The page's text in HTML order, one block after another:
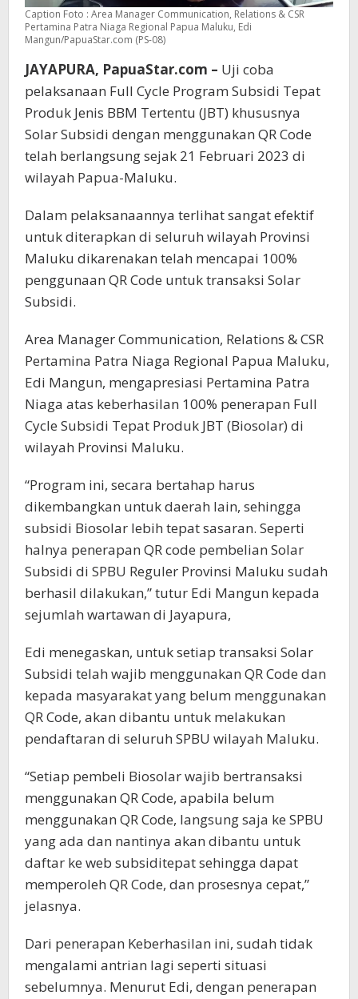
Caption Foto : Area Manager Communication, Relations & CSR
Pertamina Patra Niaga Regional Papua Maluku, Edi
Mangun/PapuaStar.com (PS-08)
JAYAPURA, PapuaStar.com – Uji coba
pelaksanaan Full Cycle Program Subsidi Tepat
Produk Jenis BBM Tertentu (JBT) khususnya
Solar Subsidi dengan menggunakan QR Code
telah berlangsung sejak 21 Februari 2023 di
wilayah Papua-Maluku.
Dalam pelaksanaannya terlihat sangat efektif
untuk diterapkan di seluruh wilayah Provinsi
Maluku dikarenakan telah mencapai 100%
penggunaan QR Code untuk transaksi Solar
Subsidi.
Area Manager Communication, Relations & CSR
Pertamina Patra Niaga Regional Papua Maluku,
Edi Mangun, mengapresiasi Pertamina Patra
Niaga atas keberhasilan 100% penerapan Full
Cycle Subsidi Tepat Produk JBT (Biosolar) di
wilayah Provinsi Maluku.
“Program ini, secara bertahap harus
dikembangkan untuk daerah lain, sehingga
subsidi Biosolar lebih tepat sasaran. Seperti
halnya penerapan QR code pembelian Solar
Subsidi di SPBU Reguler Provinsi Maluku sudah
berhasil dilakukan,” tutur Edi Mangun kepada
sejumlah wartawan di Jayapura,
Edi menegaskan, untuk setiap transaksi Solar
Subsidi telah wajib menggunakan QR Code dan
kepada masyarakat yang belum menggunakan
QR Code, akan dibantu untuk melakukan
pendaftaran di seluruh SPBU wilayah Maluku.
“Setiap pembeli Biosolar wajib bertransaksi
menggunakan QR Code, apabila belum
menggunakan QR Code, langsung saja ke SPBU
yang ada dan nantinya akan dibantu untuk
daftar ke web subsiditepat sehingga dapat
memperoleh QR Code, dan prosesnya cepat,”
jelasnya.
Dari penerapan Keberhasilan ini, sudah tidak
mengalami antrian lagi seperti situasi
sebelumnya. Menurut Edi, dengan penerapan